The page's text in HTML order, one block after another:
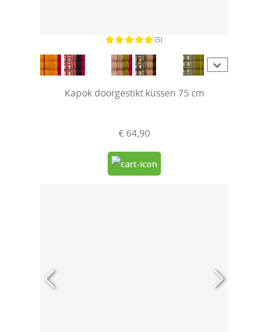
(5)
Kapok doorgestikt kussen 75 cm
€ 64,90